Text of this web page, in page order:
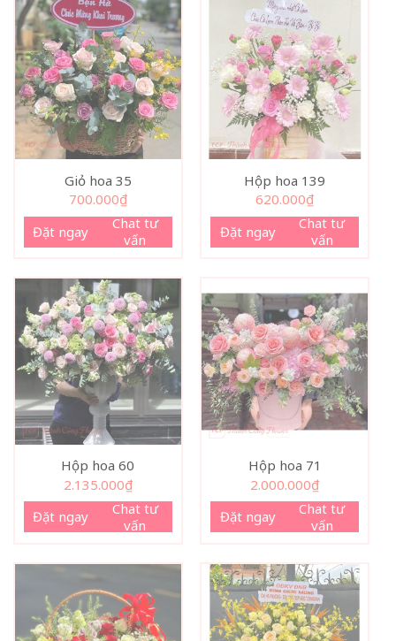
Giỏ hoa 35
700.000₫
Đặt ngay
Chat tư
vấn
Hộp hoa 139
620.000₫
Đặt ngay
Chat tư
vấn
Hộp hoa 60
2.135.000₫
Đặt ngay
Chat tư
vấn
Hộp hoa 71
2.000.000₫
Đặt ngay
Chat tư
vấn